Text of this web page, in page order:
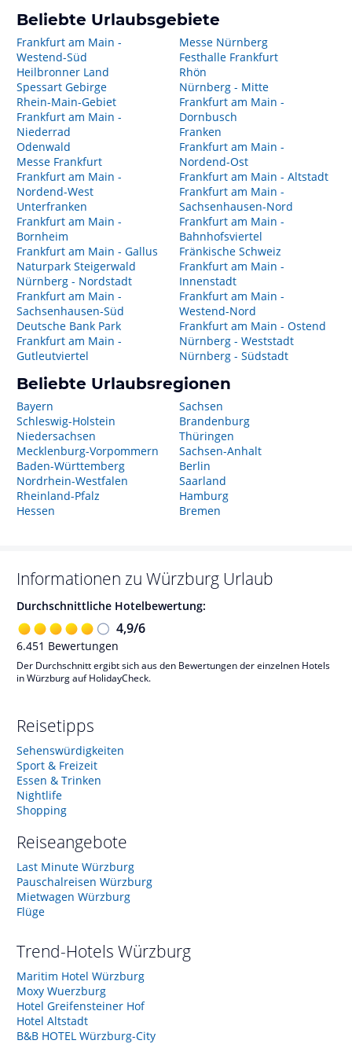
Beliebte Urlaubsgebiete
Frankfurt am Main -
Westend-Süd
Heilbronner Land
Spessart Gebirge
Rhein-Main-Gebiet
Frankfurt am Main -
Niederrad
Odenwald
Messe Frankfurt
Frankfurt am Main -
Nordend-West
Unterfranken
Frankfurt am Main -
Bornheim
Frankfurt am Main - Gallus
Naturpark Steigerwald
Nürnberg - Nordstadt
Frankfurt am Main -
Sachsenhausen-Süd
Deutsche Bank Park
Frankfurt am Main -
Gutleutviertel
Messe Nürnberg
Festhalle Frankfurt
Rhön
Nürnberg - Mitte
Frankfurt am Main -
Dornbusch
Franken
Frankfurt am Main -
Nordend-Ost
Frankfurt am Main - Altstadt
Frankfurt am Main -
Sachsenhausen-Nord
Frankfurt am Main -
Bahnhofsviertel
Fränkische Schweiz
Frankfurt am Main -
Innenstadt
Frankfurt am Main -
Westend-Nord
Frankfurt am Main - Ostend
Nürnberg - Weststadt
Nürnberg - Südstadt
Beliebte Urlaubsregionen
Bayern
Schleswig-Holstein
Niedersachsen
Mecklenburg-Vorpommern
Baden-Württemberg
Nordrhein-Westfalen
Rheinland-Pfalz
Hessen
Sachsen
Brandenburg
Thüringen
Sachsen-Anhalt
Berlin
Saarland
Hamburg
Bremen
Informationen zu Würzburg Urlaub
Durchschnittliche Hotelbewertung:
4,9/6
6.451 Bewertungen
Der Durchschnitt ergibt sich aus den Bewertungen der einzelnen Hotels
in Würzburg auf HolidayCheck.
Reisetipps
Sehenswürdigkeiten
Sport & Freizeit
Essen & Trinken
Nightlife
Shopping
Reiseangebote
Last Minute Würzburg
Pauschalreisen Würzburg
Mietwagen Würzburg
Flüge
Trend-Hotels Würzburg
Maritim Hotel Würzburg
Moxy Wuerzburg
Hotel Greifensteiner Hof
Hotel Altstadt
B&B HOTEL Würzburg-City